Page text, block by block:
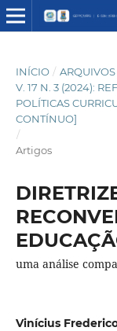
INÍCIO / ARQUIVOS
V. 17 N. 3 (2024):
POLÍTICAS
CONTÍNUO]
/
Artigos
uma análise
Vinícius